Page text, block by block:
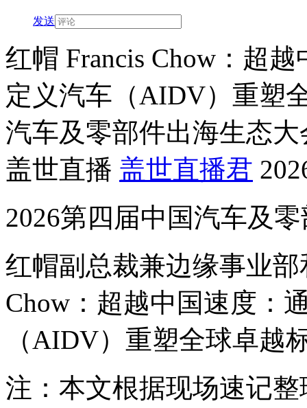
发送
红帽 Francis Chow：超
定义汽车（AIDV）重塑
汽车及零部件出海生态大
盖世直播 盖世直播君
2026第四届中国汽车及
红帽副总裁兼边缘事业
Chow：超越中国速度：
（AIDV）重塑全球卓越
注：本文根据现场速记